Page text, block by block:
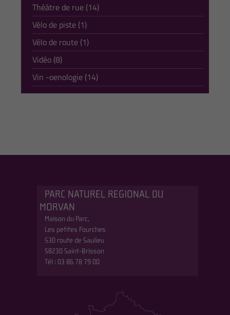
Théâtre de rue (14)
Vélo de piste (1)
Vélo de route (1)
Vidéo (8)
Vin -oenologie (14)
PARC NATUREL REGIONAL DU
MORVAN
Maison du Parc,
Les petites Fourches
530 route de Saulieu
58230 Saint-Brisson
Tél : 03 86 78 79 00